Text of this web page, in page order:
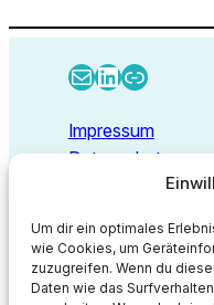
Um dir ein optimales
wie Cookies, um
zuzugreifen. Wenn du
Daten wie das
E-Mail LinkedIn Link
Impressum
Datenschutz
Deep